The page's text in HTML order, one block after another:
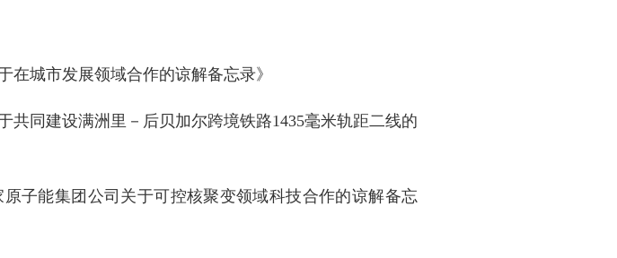
在城市发展领域合作的谅解备忘录》
共同建设满洲里－后贝加尔跨境铁路1435毫米轨距二线的
子能集团公司关于可控核聚变领域科技合作的谅解备忘